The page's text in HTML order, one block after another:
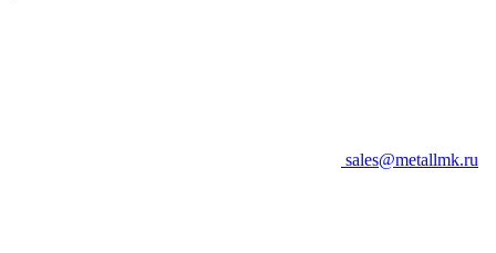
sales@metallmk.ru